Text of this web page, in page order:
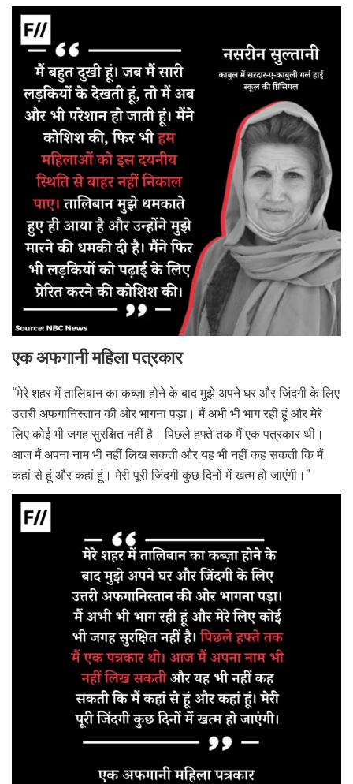
एक अफगानी महिला पत्रकार
“मेरे शहर में तालिबान का कब्ज़ा होने के बाद मुझे अपने घर और जिंदगी के लिए
उत्तरी अफगानिस्तान की ओर भागना पड़ा। मैं अभी भी भाग रही हूं और मेरे
लिए कोई भी जगह सुरक्षित नहीं है। पिछले हफ्ते तक मैं एक पत्रकार थी।
आज मैं अपना नाम भी नहीं लिख सकती और यह भी नहीं कह सकती कि मैं
कहां से हूं और कहां हूं। मेरी पूरी जिंदगी कुछ दिनों में खत्म हो जाएंगी।”